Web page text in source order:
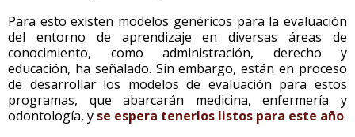
Para esto existen modelos genéricos para la evaluación
del entorno de aprendizaje en diversas áreas de
conocimiento, como administración, derecho y
educación, ha señalado. Sin embargo, están en proceso
de desarrollar los modelos de evaluación para estos
programas, que abarcarán medicina, enfermería y
odontología, y se espera tenerlos listos para este año.